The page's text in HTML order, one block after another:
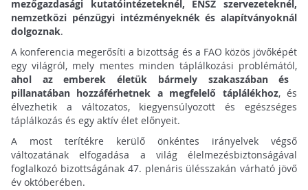
mezőgazdasági kutatóintézeteknél, ENSZ szervezeteknél,
nemzetközi pénzügyi intézményeknék és alapítványoknál
dolgoznak.
A konferencia megerősíti a bizottság és a FAO közös jövőképét
egy világról, mely mentes minden táplálkozási problémától,
ahol az emberek életük bármely szakaszában és
pillanatában hozzáférhetnek a megfelelő táplálékhoz, és
élvezhetik a változatos, kiegyensúlyozott és egészséges
táplálkozás és egy aktív élet előnyeit.
A most terítékre kerülő önkéntes irányelvek végső
változatának elfogadása a világ élelmezésbiztonságával
foglalkozó bizottságának 47. plenáris ülésszakán várható jövő
év októberében.